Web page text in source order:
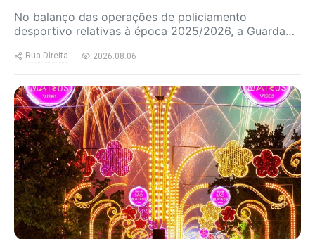
No balanço das operações de policiamento
desportivo relativas à época 2025/2026, a Guarda…
Rua Direita 2026.08.06
https://www.ruadireita.pt/wp-
content/uploads/2025/06/feira-
sao-mateus-800x600.jpg